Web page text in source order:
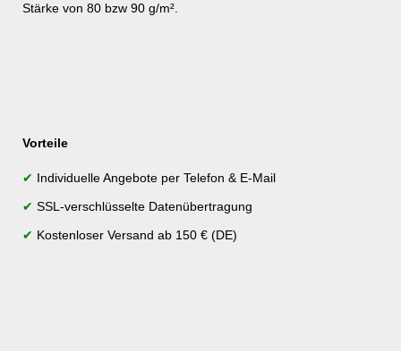
Stärke von 80 bzw 90 g/m².
Vorteile
✔ Individuelle Angebote per Telefon & E-Mail
✔ SSL-verschlüsselte Datenübertragung
✔ Kostenloser Versand ab 150 € (DE)